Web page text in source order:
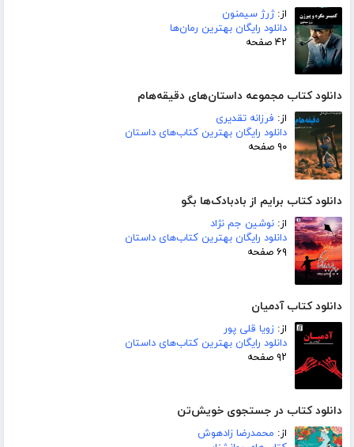
از:ژرژ سیمنون
دانلود رایگان بهترین رمان‌ها
۴۲ صفحه
دانلود کتاب مجموعه داستان‌های دقیقه‌هام
از: فرزانه تقدیری
دانلود رایگان بهترین کتاب‌های داستان
۹۰ صفحه
دانلود کتاب برایم از بادبادک‌ها بگو
از: نوشین جم نژاد
دانلود رایگان بهترین کتاب‌های داستان
۶۹ صفحه
دانلود کتاب آدمیان
از: زویا قلی پور
دانلود رایگان بهترین کتاب‌های داستان
۹۲ صفحه
دانلود کتاب در جستجوی خویش‌تن
از: محمدرضا زادهوش